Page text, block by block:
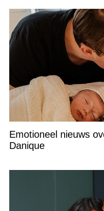
Emotioneel nieuws
Danique